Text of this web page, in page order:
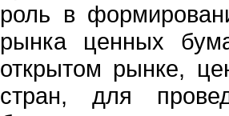
роль в
рынка ценных
открытом рынке,
стран, для